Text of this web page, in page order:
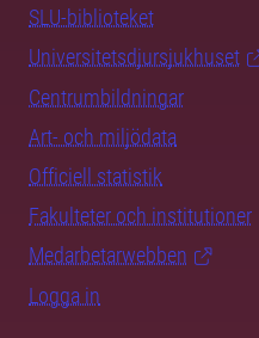
SLU-biblioteket
Universitetsdjursjukhuset
Centrumbildningar
Art- och miljödata
Officiell statistik
Fakulteter och institutioner
Medarbetarwebben
Logga in